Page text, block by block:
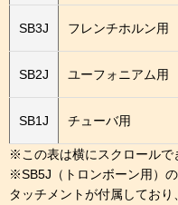
SB3J フレンチホルン用
SB2J ユーフォニアム用
SB1J チューバ用
※SB5J（トロンボーン用）
タッチメントが付属してお